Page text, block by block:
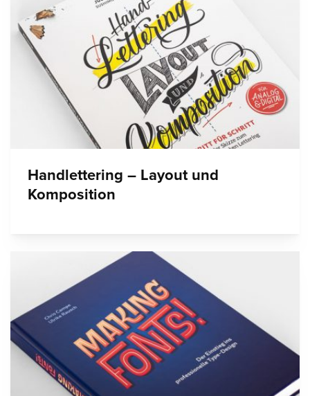
Handlettering – Layout und
Komposition